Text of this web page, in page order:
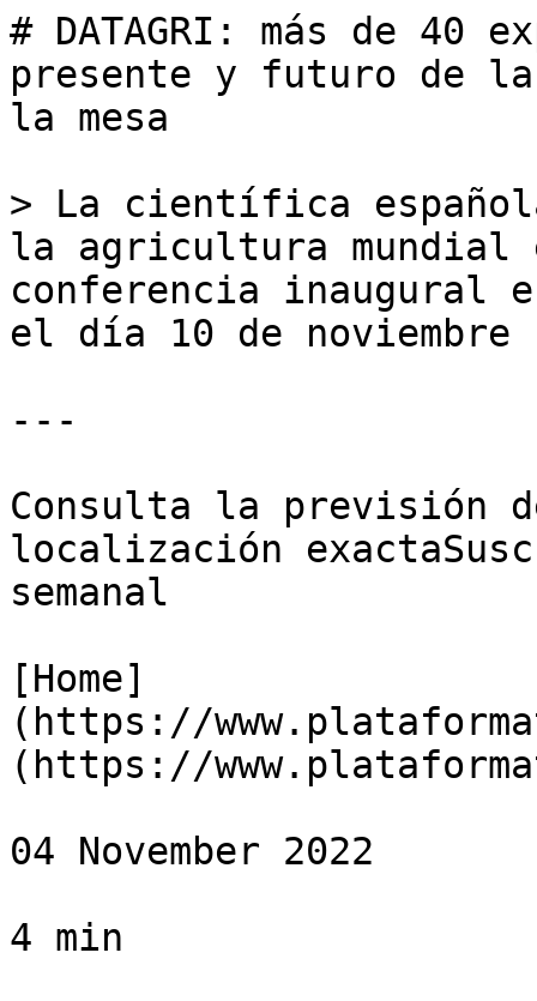
# DATAGRI: más de 40
presente y futuro de
la mesa
> La científica
la agricultura
conferencia inaugural
el día 10 de noviembre
---
Consulta la previsión
localización
semanal
[Home]
(https://
(https://
04 November 2022
4 min